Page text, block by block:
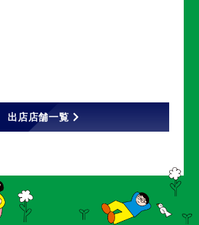
出店店舗一覧